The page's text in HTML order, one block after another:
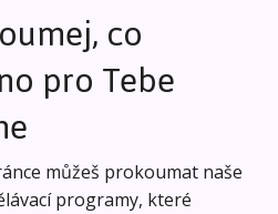
co
pro Tebe
můžeš prokoumat naše
programy, které